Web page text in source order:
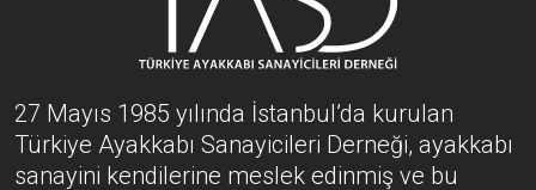
27 Mayıs 1985 yılında İstanbul’da kurulan
Türkiye Ayakkabı Sanayicileri Derneği, ayakkabı
sanayini kendilerine meslek edinmiş ve bu